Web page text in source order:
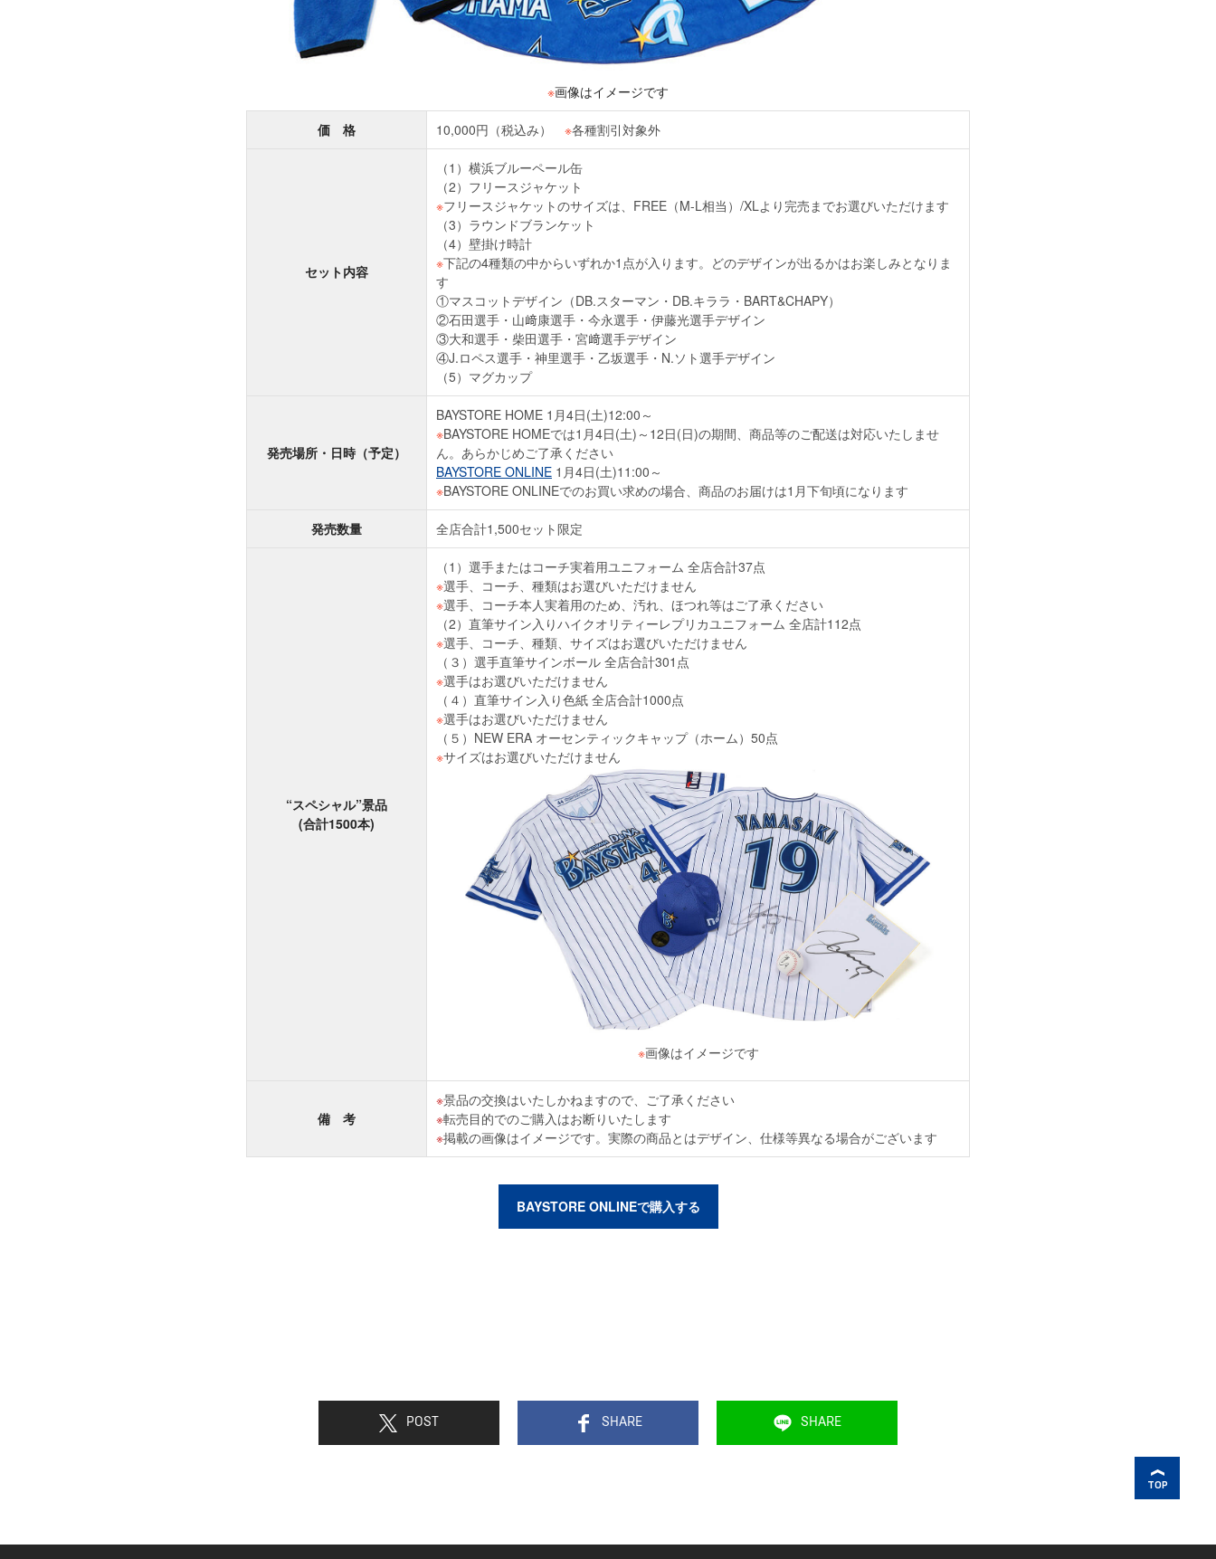
※画像はイメージです
価 格 10,000円（税込み） ※各種割引対象外
セット内容
（1）横浜ブルーペール缶
（2）フリースジャケット
※フリースジャケットのサイズは、FREE（M-L相当）/XLより完売までお選びいただけます
（3）ラウンドブランケット
（4）壁掛け時計
※下記の4種類の中からいずれか1点が入ります。どのデザインが出るかはお楽しみとなりま
す
①マスコットデザイン（DB.スターマン・DB.キララ・BART&CHAPY）
②石田選手・山﨑康選手・今永選手・伊藤光選手デザイン
③大和選手・柴田選手・宮﨑選手デザイン
④J.ロペス選手・神里選手・乙坂選手・N.ソト選手デザイン
（5）マグカップ
発売場所・日時（予定）
BAYSTORE HOME 1月4日(土)12:00～
※BAYSTORE HOMEでは1月4日(土)～12日(日)の期間、商品等のご配送は対応いたしませ
ん。あらかじめご了承ください
BAYSTORE ONLINE 1月4日(土)11:00～
※BAYSTORE ONLINEでのお買い求めの場合、商品のお届けは1月下旬頃になります
発売数量 全店合計1,500セット限定
“スペシャル”景品
(合計1500本)
（1）選手またはコーチ実着用ユニフォーム 全店合計37点
※選手、コーチ、種類はお選びいただけません
※選手、コーチ本人実着用のため、汚れ、ほつれ等はご了承ください
（2）直筆サイン入りハイクオリティーレプリカユニフォーム 全店計112点
※選手、コーチ、種類、サイズはお選びいただけません
（３）選手直筆サインボール 全店合計301点
※選手はお選びいただけません
（４）直筆サイン入り色紙 全店合計1000点
※選手はお選びいただけません
（５）NEW ERA オーセンティックキャップ（ホーム）50点
※サイズはお選びいただけません
※画像はイメージです
備 考
景品の交換はいたしかねますので、ご了承ください
転売目的でのご購入はお断りいたします
掲載の画像はイメージです。実際の商品とはデザイン、仕様等異なる場合がございます
BAYSTORE ONLINEで購入する
POST SHARE SHARE
TOP